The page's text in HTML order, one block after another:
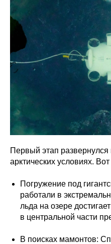
Первый этап развернулся
арктических условиях.
Погружение под
работали в
льда на озере
в центральной части
В поисках мамонтов: